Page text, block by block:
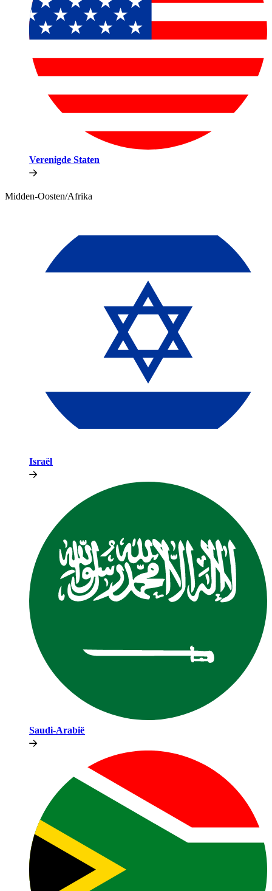
Verenigde Staten​​
Midden-Oosten/Afrika​​
Israël​​
Saudi-Arabië​​